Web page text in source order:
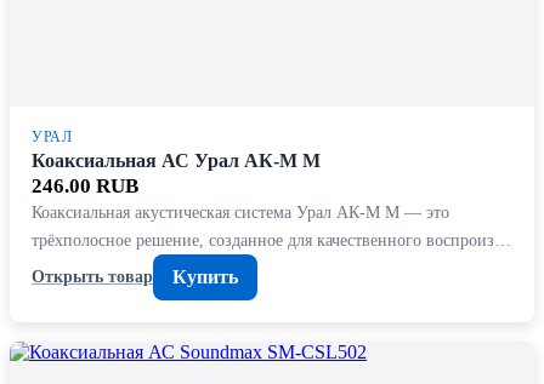
УРАЛ
Коаксиальная АС Урал АК-M М
246.00 RUB
Коаксиальная акустическая система Урал АК-M М — это
трёхполосное решение, созданное для качественного воспроиз…
Открыть товар
Купить